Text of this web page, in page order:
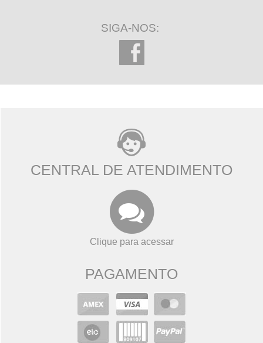
SIGA-NOS:
CENTRAL DE ATENDIMENTO
Clique para acessar
PAGAMENTO